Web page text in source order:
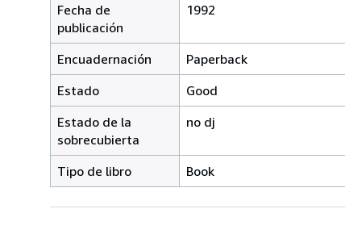
Fecha de
publicación
1992
Encuadernación
Paperback
Estado
Good
Estado de la
sobrecubierta
no dj
Tipo de libro Book